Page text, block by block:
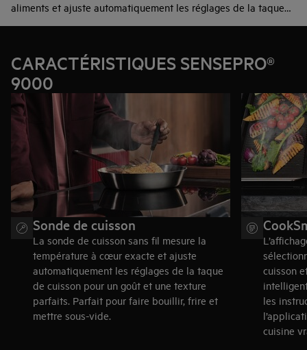
aliments et ajuste automatiquement les réglages de la taque
CARACTÉRISTIQUES SENSEPRO®
9000
Sonde de cuisson
La sonde de cuisson sans fil mesure la
température à cœur exacte et ajuste
automatiquement les réglages de la taque
de cuisson pour un goût et une texture
parfaits. Parfait pour faire bouillir, frire et
mettre sous-vide.
cuisson
les
cuisine